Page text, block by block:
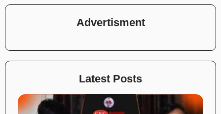
Advertisment
Latest Posts